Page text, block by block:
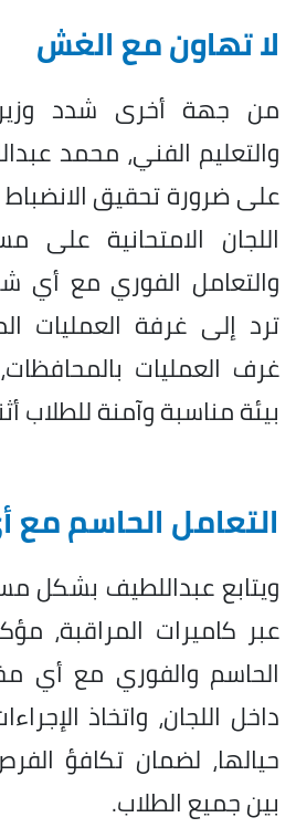
لا تهاون مع الغش
من جهة أخرى شدد وزير
والتعليم الفني، محمد
على ضرورة تحقيق
اللجان الامتحانية على
والتعامل الفوري مع أي
ترد إلى غرفة العمليات
غرف العمليات
بيئة مناسبة وآمنة للطلاب
التعامل الحاسم مع
ويتابع عبداللطيف بشكل
عبر كاميرات المراقبة،
الحاسم والفوري مع أي
داخل اللجان، واتخاذ
حيالها، لضمان تكافؤ
بين جميع الطلاب.